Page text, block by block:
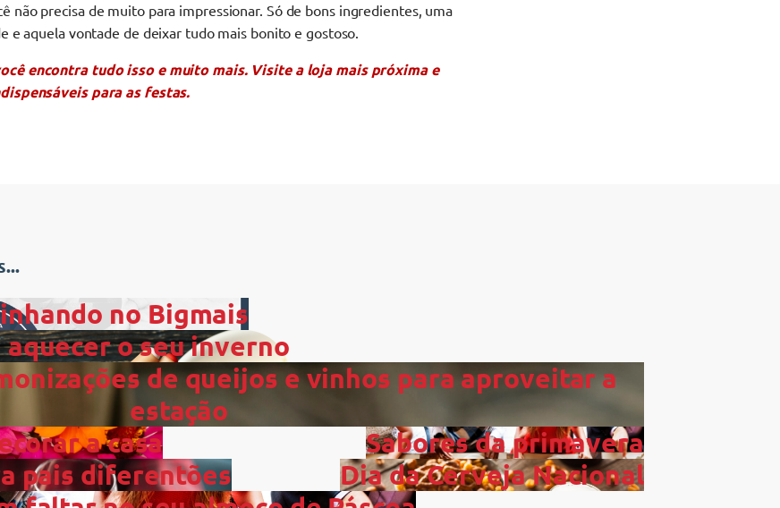
não precisa de muito para impressionar. Só de bons ingredientes, uma
e aquela vontade de deixar tudo mais bonito e gostoso.
encontra tudo isso e muito mais. Visite a loja mais próxima e
para as festas.
no Bigmais
o seu inverno
de queijos e vinhos para aproveitar a
estação
a casa
Sabores da primavera
pais diferentões
Dia da Cerveja Nacional